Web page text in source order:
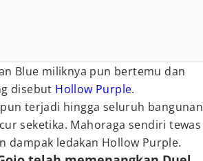
Blue miliknya pun bertemu dan
disebut Hollow Purple.
terjadi hingga seluruh bangunan
seketika. Mahoraga sendiri tewas
dampak ledakan Hollow Purple.